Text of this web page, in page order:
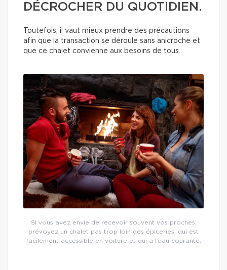
DÉCROCHER DU QUOTIDIEN.
Toutefois, il vaut mieux prendre des précautions
afin que la transaction se déroule sans anicroche et
que ce chalet convienne aux besoins de tous.
Si vous avez envie de recevoir souvent vos proches,
prévoyez un chalet pas trop loin des épiceries, qui est
facilement accessible en voiture et qui a l’eau courante.